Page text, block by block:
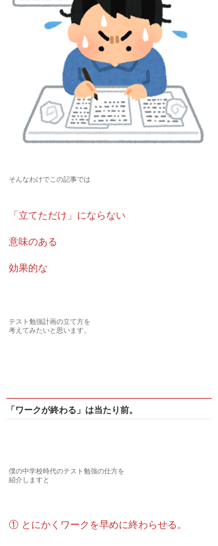
そんなわけでこの記事では
「立てただけ」にならない
意味のある
効果的な
テスト勉強計画の立て方を
考えてみたいと思います。
「ワークが終わる」は当たり前。
僕の中学校時代のテスト勉強の仕方を
紹介しますと
① とにかくワークを早めに終わらせる。